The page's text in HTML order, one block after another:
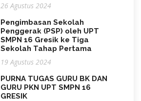
26 Agustus 2024
Pengimbasan Sekolah
Penggerak (PSP) oleh UPT
SMPN 16 Gresik ke Tiga
Sekolah Tahap Pertama
19 Agustus 2024
PURNA TUGAS GURU BK DAN
GURU PKN UPT SMPN 16
GRESIK